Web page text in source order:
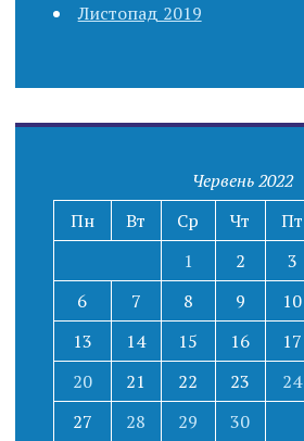
Листопад 2019
Червень 2022
Пн
Вт Ср Чт Пт
1
2 3
6
7 8 9 10
13
14 15 16 17
20
21 22 23 24
27
28 29 30